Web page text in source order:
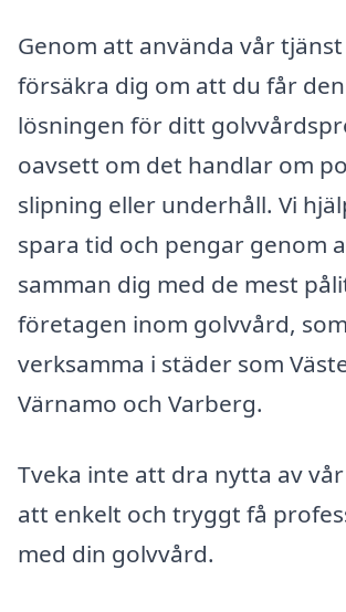
Genom att använda vår
försäkra dig om att du får
lösningen för ditt
oavsett om det handlar om
slipning eller underhåll. Vi
spara tid och pengar genom
samman dig med de mest
företagen inom golvvård,
verksamma i städer som
Värnamo och Varberg.
Tveka inte att dra nytta av
att enkelt och tryggt få
med din golvvård.